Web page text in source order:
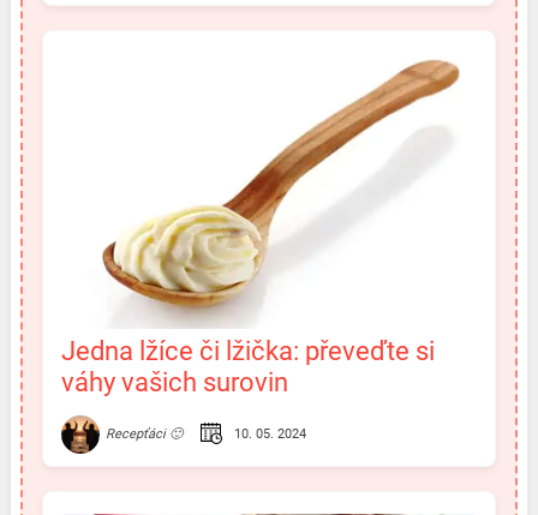
Jedna lžíce či lžička: převeďte si
váhy vašich surovin
Recepťáci 🙂 10. 05. 2024